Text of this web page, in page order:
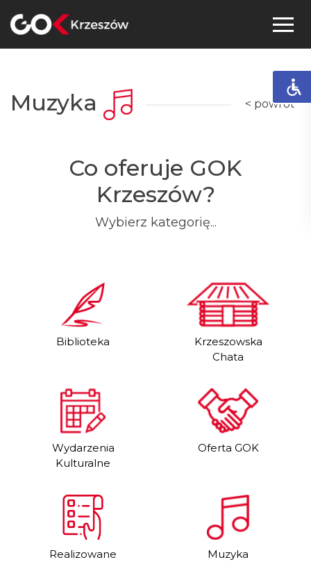
to
Muzyka < powrót
Co oferuje GOK
Krzeszów?
Wybierz kategorię...
Biblioteka
Krzeszowska
Chata
Wydarzenia
Kulturalne
Oferta GOK
Realizowane
Muzyka